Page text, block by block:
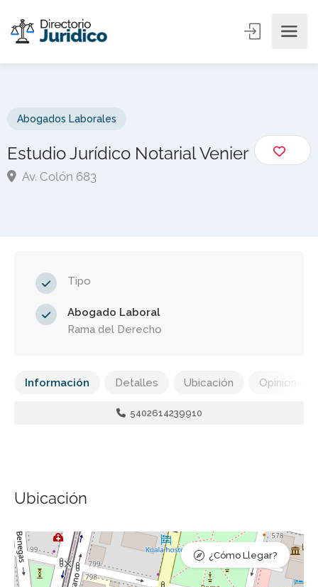
Abogados Laborales
Estudio Jurídico Notarial Venier
Av. Colón 683
Tipo
Abogado Laboral
Rama del Derecho
Información Detalles Ubicación Opiniones
5402614239910
Ubicación
¿Cómo Llegar?